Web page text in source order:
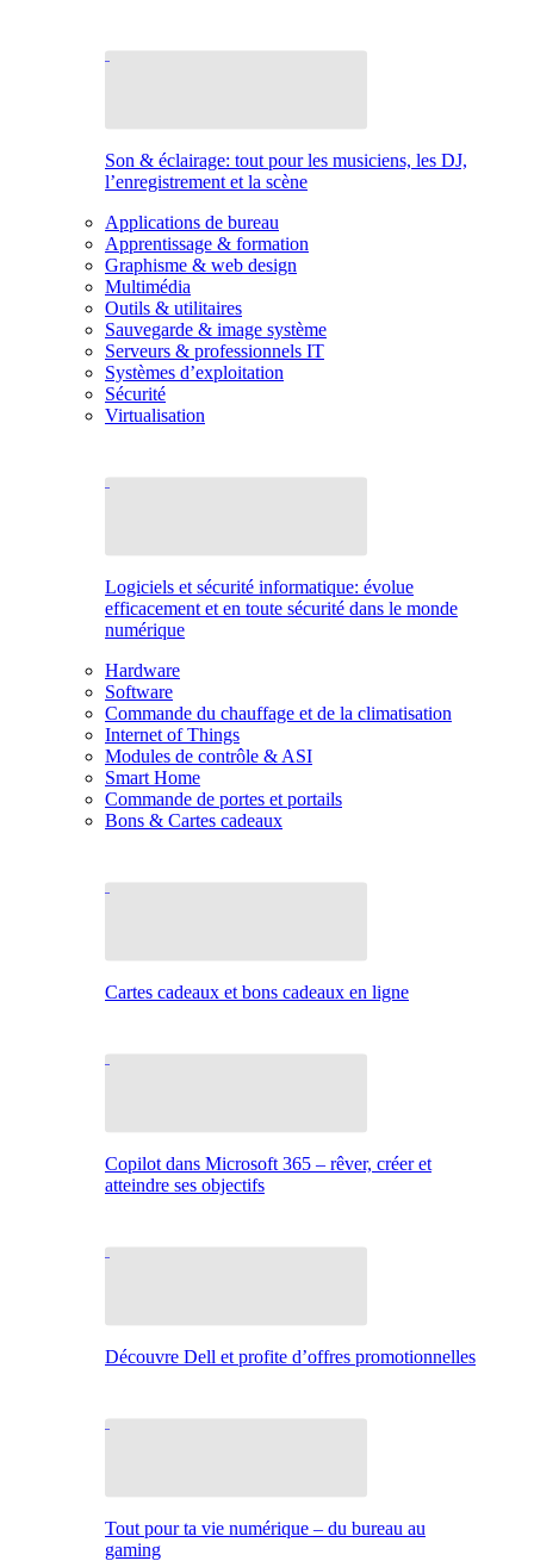
Son & éclairage: tout pour les musiciens, les DJ,
l’enregistrement et la scène
Applications de bureau
Apprentissage & formation
Graphisme & web design
Multimédia
Outils & utilitaires
Sauvegarde & image système
Serveurs & professionnels IT
Systèmes d’exploitation
Sécurité
Virtualisation
Logiciels et sécurité informatique: évolue
efficacement et en toute sécurité dans le monde
numérique
Hardware
Software
Commande du chauffage et de la climatisation
Internet of Things
Modules de contrôle & ASI
Smart Home
Commande de portes et portails
Bons & Cartes cadeaux
Cartes cadeaux et bons cadeaux en ligne
Copilot dans Microsoft 365 – rêver, créer et
atteindre ses objectifs
Découvre Dell et profite d’offres promotionnelles
Tout pour ta vie numérique – du bureau au
gaming